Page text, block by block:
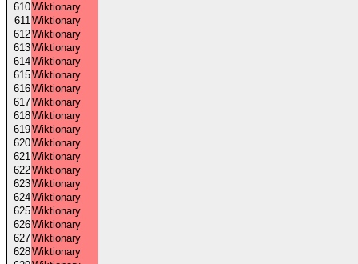
610Wiktionary
611Wiktionary
612Wiktionary
613Wiktionary
614Wiktionary
615Wiktionary
616Wiktionary
617Wiktionary
618Wiktionary
619Wiktionary
620Wiktionary
621Wiktionary
622Wiktionary
623Wiktionary
624Wiktionary
625Wiktionary
626Wiktionary
627Wiktionary
628Wiktionary